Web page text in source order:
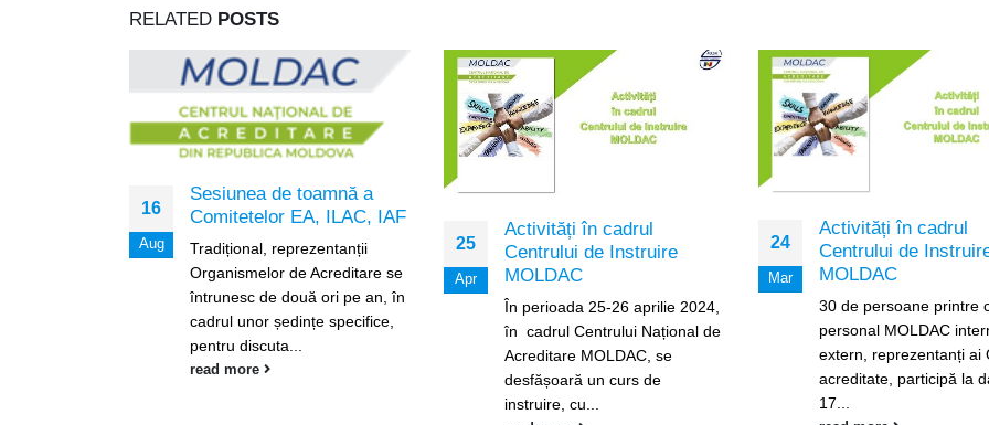
RELATED POSTS
16
Aug
Sesiunea de toamnă a
Comitetelor EA, ILAC, IAF
Tradițional, reprezentanții
Organismelor de Acreditare se
întrunesc de două ori pe an, în
cadrul unor ședințe specifice,
pentru discuta...
read more
25
Apr
Activități în cadrul
Centrului de Instruire
MOLDAC
În perioada 25-26 aprilie 2024,
în cadrul Centrului Național de
Acreditare MOLDAC, se
desfășoară un curs de
instruire, cu...
24
Mar
Activități în cadrul
Centrului de
MOLDAC
30 de persoane printre
personal MOLDAC
extern, reprezentanți ai
acreditate, participă la
17...